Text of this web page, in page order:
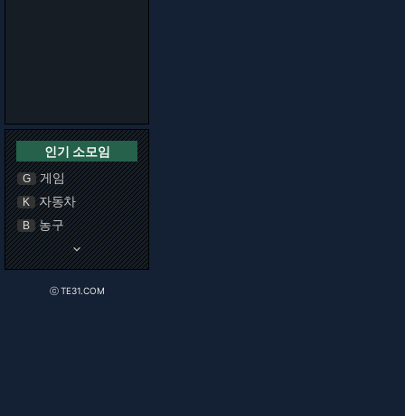
인기 소모임
G 게임
K 자동차
B 농구
keyboard_arrow_down
ⓒ TE31.COM